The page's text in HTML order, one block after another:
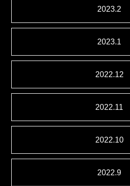
2023.2
2023.1
2022.12
2022.11
2022.10
2022.9